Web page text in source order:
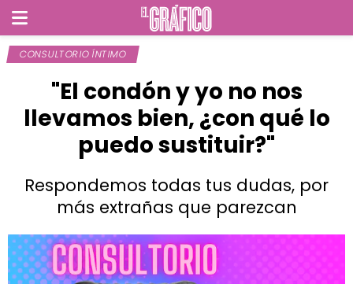
CONSULTORIO ÍNTIMO
"El condón y yo no nos
llevamos bien, ¿con qué lo
puedo sustituir?"
Respondemos todas tus dudas, por
más extrañas que parezcan